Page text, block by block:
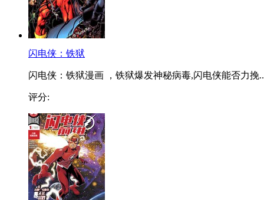
闪电侠：铁狱
闪电侠：铁狱漫画 ，铁狱爆发神秘病毒,闪电侠能否力挽
评分: